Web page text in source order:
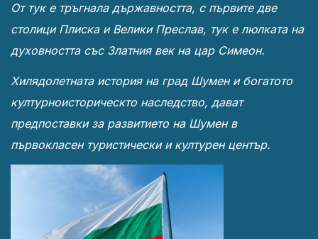
От тук е тръгнала държавността, с първите две
столици Плиска и Велики Преслав, тук е люлката на
духовността със Златния век на цар Симеон.
Хилядолетната история на град Шумен и богатото
културноисторическто наследство, дават
предпоставки за развитието на Шумен в
първокласен туристически и културен център.